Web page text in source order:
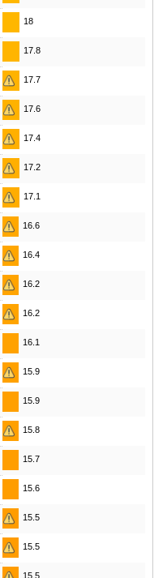
18
17.8
17.7
17.6
17.4
17.2
17.1
16.6
16.4
16.2
16.2
16.1
15.9
15.9
15.8
15.7
15.6
15.5
15.5
15.5